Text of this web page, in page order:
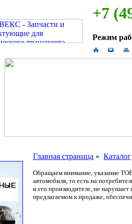
+7
Режим
Главная страница » Каталог
Обращаем внимание, указание
автомобиля, то есть на
и его производителе, не
предлагаемом к продаже,